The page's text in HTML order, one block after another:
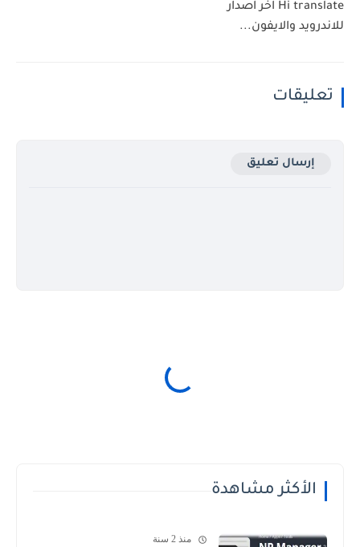
Hi translate اخر اصدار
للاندرويد والايفون...
تعليقات
إرسال تعليق
الأكثر مشاهدة
منذ 2 سنة